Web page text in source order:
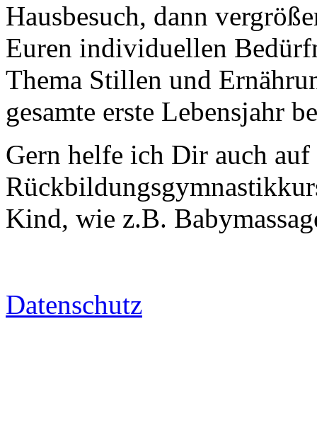
Hausbesuch, dann
Euren individuellen
Thema Stillen und
gesamte erste Lebensjahr
Gern helfe ich Dir auch auf
Kind, wie z.B.
Datenschutz